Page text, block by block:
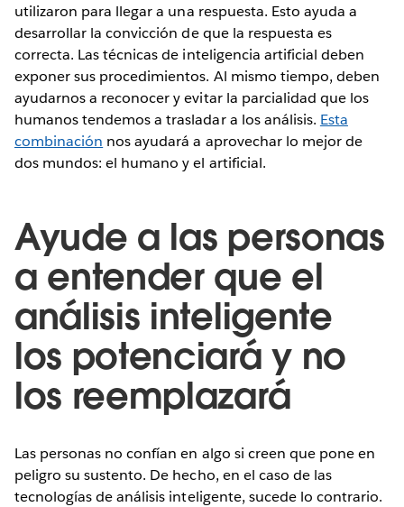
utilizaron para llegar a una respuesta. Esto ayuda a
desarrollar la convicción de que la respuesta es
correcta. Las técnicas de inteligencia artificial deben
exponer sus procedimientos. Al mismo tiempo, deben
ayudarnos a reconocer y evitar la parcialidad que los
humanos tendemos a trasladar a los análisis. Esta
combinación nos ayudará a aprovechar lo mejor de
dos mundos: el humano y el artificial.
Ayude a las personas
a entender que el
análisis inteligente
los potenciará y no
los reemplazará
Las personas no confían en algo si creen que pone en
peligro su sustento. De hecho, en el caso de las
tecnologías de análisis inteligente, sucede lo contrario.